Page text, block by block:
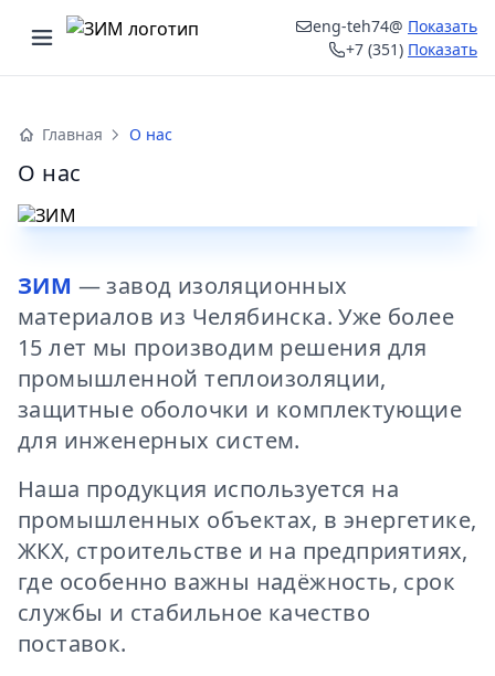
Открыть меню
eng-teh74@ Показать
+7 (351) Показать
меню
Главная О нас
О нас
ЗИМ — завод изоляционных
материалов из Челябинска. Уже более
15 лет мы производим решения для
промышленной теплоизоляции,
защитные оболочки и комплектующие
для инженерных систем.
Наша продукция используется на
промышленных объектах, в энергетике,
ЖКХ, строительстве и на предприятиях,
где особенно важны надёжность, срок
службы и стабильное качество
поставок.